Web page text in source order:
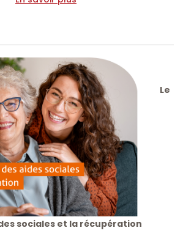
Le
sociales et la récupération